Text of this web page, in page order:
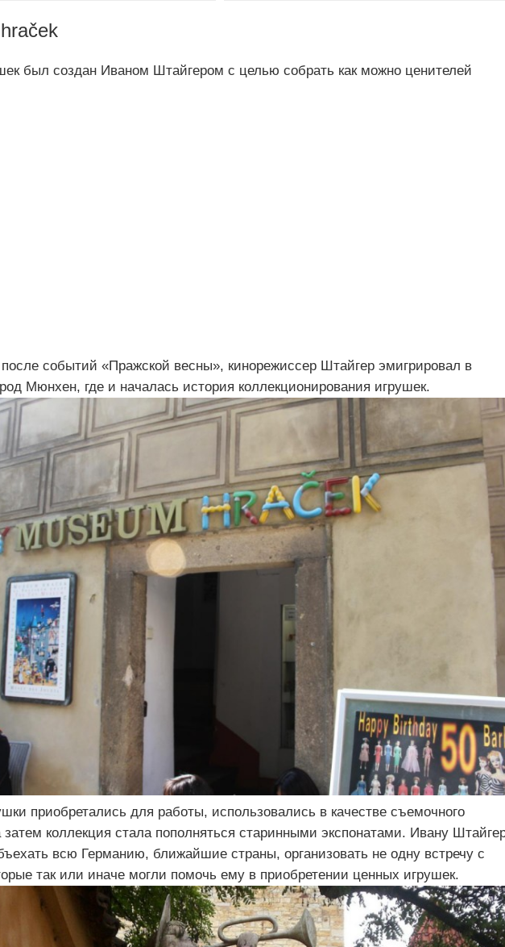
был создан Иваном Штайгером с целью собрать как можно ценителей
после событий «Пражской весны», кинорежиссер Штайгер эмигрировал в
Мюнхен, где и началась история коллекционирования игрушек.
приобретались для работы, использовались в качестве съемочного
затем коллекция стала пополняться старинными экспонатами. Ивану
всю Германию, ближайшие страны, организовать не одну встречу с
так или иначе могли помочь ему в приобретении ценных игрушек.